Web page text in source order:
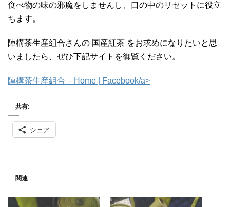
食べ物の味の邪魔をしませんし、口の中のリセットに役立
ちます。
陣構茶生産組合さんの 国産紅茶 をお求めになりたいと思
いましたら、ぜひ下記サイトを御覧ください。
陣構茶生産組合 – Home | Facebook/a>
共有:
シェア
関連